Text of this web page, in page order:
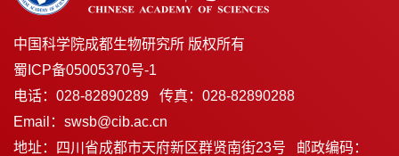
中国科学院成都生物研究所 版权所有
蜀ICP备05005370号-1
电话：028-82890289 传真：028-82890288
Email：swsb@cib.ac.cn
地址：四川省成都市天府新区群贤南街23号 邮政编码：